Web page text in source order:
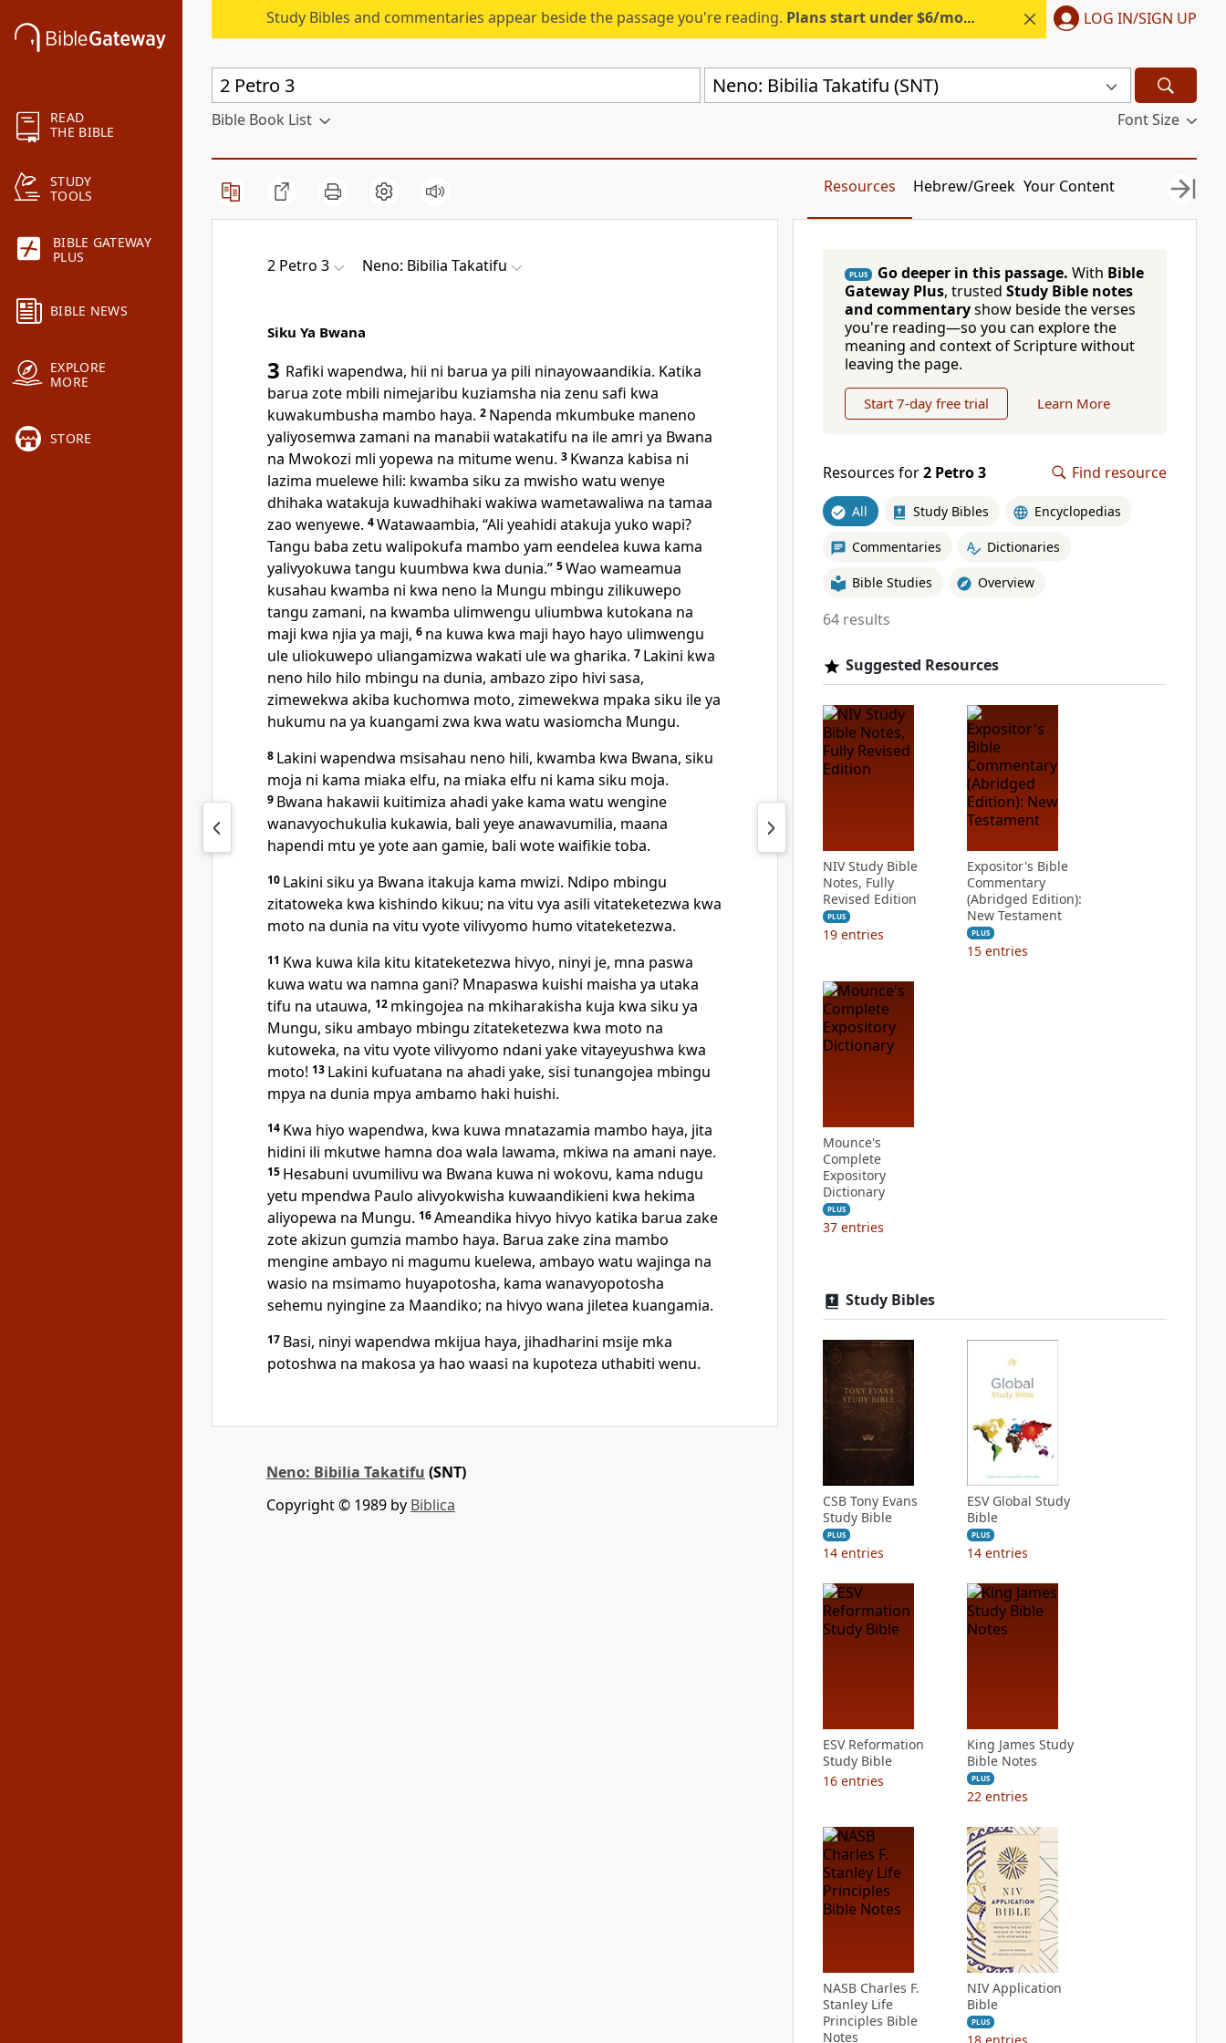
READ
THE BIBLE
STUDY
TOOLS
BIBLE GATEWAY
PLUS
BIBLE NEWS
EXPLORE
MORE
STORE
Study Bibles and commentaries appear beside the passage you're reading. Plans start under $6/month. Start free. LOG IN/SIGN UP
Neno: Bibilia Takatifu (SNT)
Bible Book List Font Size
Resources Hebrew/Greek Your Content
2 Petro 3 Neno: Bibilia Takatifu
Siku Ya Bwana
3 Rafiki wapendwa, hii ni barua ya pili ninayowaandikia. Katika
barua zote mbili nimejaribu kuziamsha nia zenu safi kwa
kuwakumbusha mambo haya. 2 Napenda mkumbuke maneno
yaliyosemwa zamani na manabii watakatifu na ile amri ya Bwana
na Mwokozi mli yopewa na mitume wenu. 3 Kwanza kabisa ni
lazima muelewe hili: kwamba siku za mwisho watu wenye
dhihaka watakuja kuwadhihaki wakiwa wametawaliwa na tamaa
zao wenyewe. 4Watawaambia, “Ali yeahidi atakuja yuko wapi?
Tangu baba zetu walipokufa mambo yam eendelea kuwa kama
yalivyokuwa tangu kuumbwa kwa dunia.” 5Wao wameamua
kusahau kwamba ni kwa neno la Mungu mbingu zilikuwepo
tangu zamani, na kwamba ulimwengu uliumbwa kutokana na
maji kwa njia ya maji, 6 na kuwa kwa maji hayo hayo ulimwengu
ule uliokuwepo uliangamizwa wakati ule wa gharika. 7 Lakini kwa
neno hilo hilo mbingu na dunia, ambazo zipo hivi sasa,
zimewekwa akiba kuchomwa moto, zimewekwa mpaka siku ile ya
hukumu na ya kuangami zwa kwa watu wasiomcha Mungu.
8 Lakini wapendwa msisahau neno hili, kwamba kwa Bwana, siku
moja ni kama miaka elfu, na miaka elfu ni kama siku moja.
9 Bwana hakawii kuitimiza ahadi yake kama watu wengine
wanavyochukulia kukawia, bali yeye anawavumilia, maana
hapendi mtu ye yote aan gamie, bali wote waifikie toba.
10 Lakini siku ya Bwana itakuja kama mwizi. Ndipo mbingu
zitatoweka kwa kishindo kikuu; na vitu vya asili vitateketezwa kwa
moto na dunia na vitu vyote vilivyomo humo vitateketezwa.
11 Kwa kuwa kila kitu kitateketezwa hivyo, ninyi je, mna paswa
kuwa watu wa namna gani? Mnapaswa kuishi maisha ya utaka
tifu na utauwa, 12 mkingojea na mkiharakisha kuja kwa siku ya
Mungu, siku ambayo mbingu zitateketezwa kwa moto na
kutoweka, na vitu vyote vilivyomo ndani yake vitayeyushwa kwa
moto! 13 Lakini kufuatana na ahadi yake, sisi tunangojea mbingu
mpya na dunia mpya ambamo haki huishi.
14 Kwa hiyo wapendwa, kwa kuwa mnatazamia mambo haya, jita
hidini ili mkutwe hamna doa wala lawama, mkiwa na amani naye.
15 Hesabuni uvumilivu wa Bwana kuwa ni wokovu, kama ndugu
yetu mpendwa Paulo alivyokwisha kuwaandikieni kwa hekima
aliyopewa na Mungu. 16Ameandika hivyo hivyo katika barua zake
zote akizun gumzia mambo haya. Barua zake zina mambo
mengine ambayo ni magumu kuelewa, ambayo watu wajinga na
wasio na msimamo huyapotosha, kama wanavyopotosha
sehemu nyingine za Maandiko; na hivyo wana jiletea kuangamia.
17 Basi, ninyi wapendwa mkijua haya, jihadharini msije mka
potoshwa na makosa ya hao waasi na kupoteza uthabiti wenu.
Neno: Bibilia Takatifu (SNT)
Copyright © 1989 by Biblica
PLUS Go deeper in this passage. With Bible
Gateway Plus, trusted Study Bible notes
and commentaryshow beside the verses
you're reading—so you can explore the
meaning and context of Scripture without
leaving the page.
Start 7-day free trial Learn More
Resources for2 Petro 3 Find resource
All Study Bibles Encyclopedias
Commentaries Dictionaries
Bible Studies Overview
64 results
Suggested Resources
NIV Study Bible
Notes, Fully
Revised Edition
PLUS
19 entries
Expositor's Bible
Commentary
(Abridged Edition):
New Testament
PLUS
15 entries
Mounce's
Complete
Expository
Dictionary
PLUS
37 entries
Study Bibles
CSB Tony Evans
Study Bible
PLUS
14 entries
ESV Global Study
Bible
PLUS
14 entries
ESV Reformation
Study Bible
16 entries
King James Study
Bible Notes
PLUS
22 entries
NASB Charles F.
Stanley Life
Principles Bible
Notes
NIV Application
Bible
PLUS